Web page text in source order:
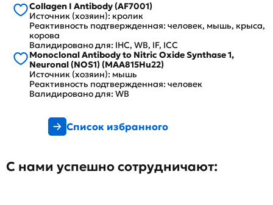
Collagen I Antibody (AF7001)
Источник (хозяин): кролик
Реактивность подтвержденная: человек, мышь, крыса,
корова
Валидировано для: IHC, WB, IF, ICC
Monoclonal Antibody to Nitric Oxide Synthase 1,
Neuronal (NOS1) (MAA815Hu22)
Источник (хозяин): мышь
Реактивность подтвержденная: человек
Валидировано для: WB
Список избранного
С нами успешно сотрудничают: